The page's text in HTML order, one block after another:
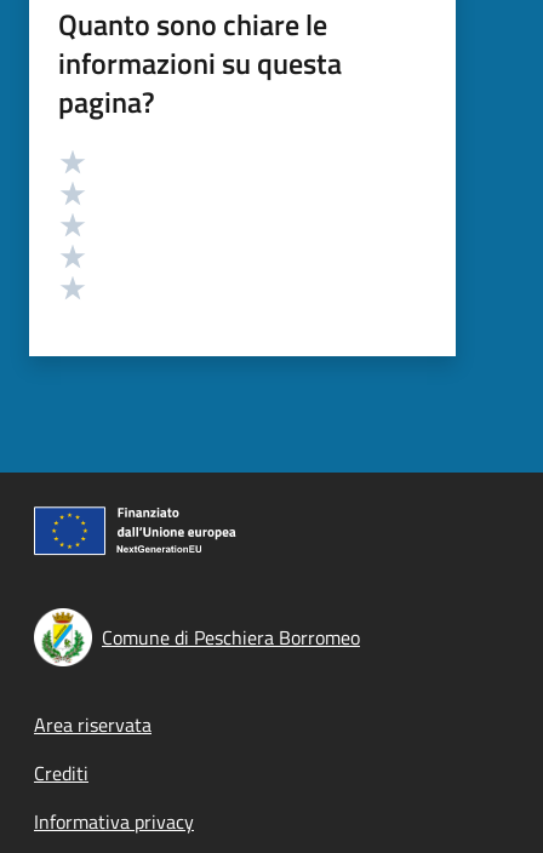
Quanto sono chiare le
informazioni su questa
pagina?
Valutazione
Comune di Peschiera Borromeo
Footer menu
Area riservata
Crediti
Informativa privacy